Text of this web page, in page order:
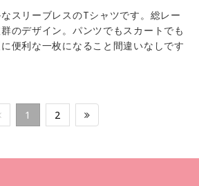
スリーブレスのTシャツです。総レー
のデザイン。パンツでもスカートでも
便利な一枚になること間違いなしです
1 2